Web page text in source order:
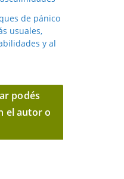
de pánico
usuales,
y al
podés
el autor o